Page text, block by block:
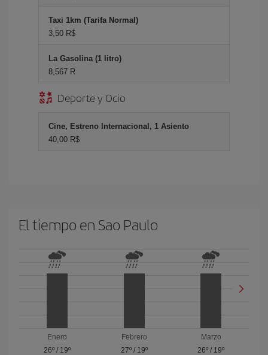
Taxi 1km (Tarifa Normal)
3,50 R$
La Gasolina (1 litro)
8,567 R
Deporte y Ocio
Cine, Estreno Internacional, 1 Asiento
40,00 R$
El tiempo en Sao Paulo
Enero
26º/ 19º
Febrero
27º/ 19º
Marzo
26º / 19º